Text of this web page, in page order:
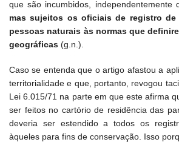
que são incumbidos, independentemente
mas sujeitos os oficiais de registro
pessoas naturais às normas que
geográficas (g.n.).
Caso se entenda que o artigo afastou a
territorialidade e que, portanto, revogou
Lei 6.015/71 na parte em que este afirma
ser feitos no cartório de residência das
deveria ser estendido a todos os
àqueles para fins de conservação. Isso